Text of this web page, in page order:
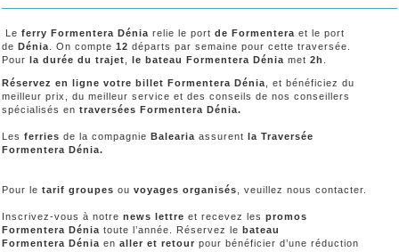
Le ferry Formentera Dénia relie le port de Formentera et le port
de Dénia . On compte 12 départs par semaine pour cette traversée.
Pour la durée du trajet le bateau Formentera Dénia met 2h
Réservez en ligne votre billet Formentera Dénia , et bénéficiez du
meilleur prix, du meilleur service et des conseils de nos conseillers
spécialisés en traversées Formentera Dénia.
Les ferries de la compagnie Balearia assurent la Traversée
Formentera Dénia.
Pour le tarif groupes ou voyages organisés , veuillez nous contacter.
Inscrivez-vous à notre news lettre et recevez les promos
Formentera Dénia toute l’année. Réservez le bateau
Formentera Dénia en aller et retour pour bénéficier d’une réduction